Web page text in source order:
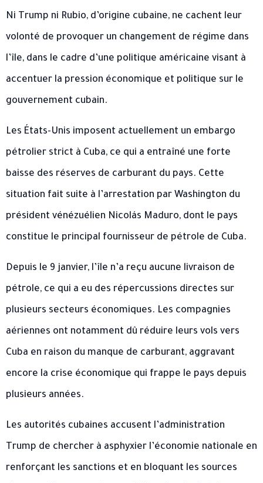
Ni Trump ni Rubio, d’origine cubaine, ne cachent leur
volonté de provoquer un changement de régime dans
l’île, dans le cadre d’une politique américaine visant à
accentuer la pression économique et politique sur le
gouvernement cubain.
Les États-Unis imposent actuellement un embargo
pétrolier strict à Cuba, ce qui a entraîné une forte
baisse des réserves de carburant du pays. Cette
situation fait suite à l’arrestation par Washington du
président vénézuélien Nicolás Maduro, dont le pays
constitue le principal fournisseur de pétrole de Cuba.
Depuis le 9 janvier, l’île n’a reçu aucune livraison de
pétrole, ce qui a eu des répercussions directes sur
plusieurs secteurs économiques. Les compagnies
aériennes ont notamment dû réduire leurs vols vers
Cuba en raison du manque de carburant, aggravant
encore la crise économique qui frappe le pays depuis
plusieurs années.
Les autorités cubaines accusent l’administration
Trump de chercher à asphyxier l’économie nationale en
renforçant les sanctions et en bloquant les sources